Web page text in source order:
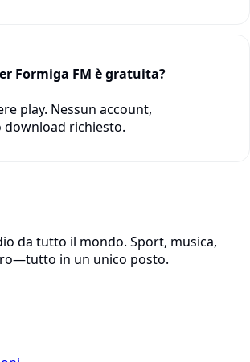
Formiga FM è gratuita?
play. Nessun account,
richiesto.
da tutto il mondo. Sport, musica,
in un unico posto.